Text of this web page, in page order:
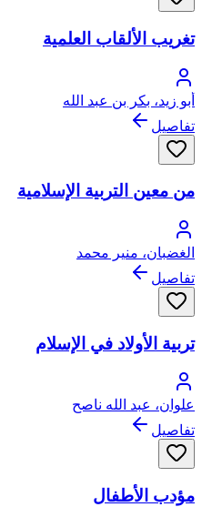
تغريب الألقاب العلمية
أبو زيد، بكر بن عبد الله
تفاصيل
من معين التربية الإسلامية
الغضبان، منير محمد
تفاصيل
تربية الأولاد في الإسلام
علوان، عبد الله ناصح
تفاصيل
مؤدب الأطفال